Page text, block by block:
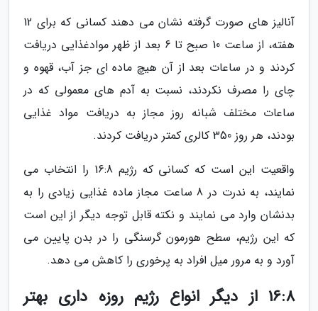
آنالیز های صورت گرفته نشان می دهند کسانی که برای 12
هفته، از ساعت 10 صبح تا 6 بعد از ظهر موادغذایی دریافت
کردند و در ساعات بعد از آن هیچ ماده ای جز آب، قهوه و
چای را مصرف نکردند، نسبت به آدم های معمولی که در
ساعات مختلف شبانه روز مجاز به دریافت مواد غذایی
بودند، هر روز 350 کالری کمتر دریافت کردند.
واقعیت این است که کسانی که رژیم 16:8 را انتخاب می
نمایند، به ندرت در 8 ساعت مجاز ماده غذایی زیادی را به
بدنشان وارد می نمایند و نکته قابل توجه دیگر از این است
که این رژیم، سطح هورمون گرسنگی را در بدن پایین می
آورد و به مرور میل افراد به پرخوری را کاهش می دهد.
16:8 از دیگر انواع رژیم روزه داری بهتر